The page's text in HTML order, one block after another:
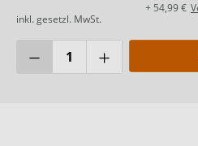
inkl. gesetzl. MwSt.
+ 54,99 €